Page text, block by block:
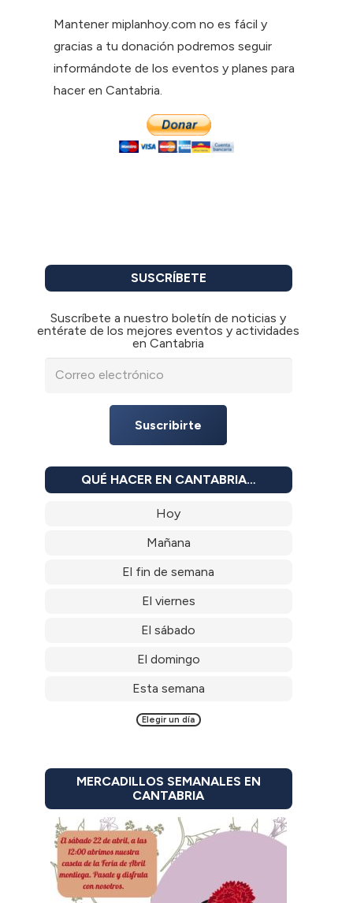
Mantener miplanhoy.com no es fácil y
gracias a tu donación podremos seguir
informándote de los eventos y planes para
hacer en Cantabria.
SUSCRÍBETE
Suscríbete a nuestro boletín de noticias y
entérate de los mejores eventos y actividades
en Cantabria
Suscribirte
QUÉ HACER EN CANTABRIA…
Hoy
Mañana
El fin de semana
El viernes
El sábado
El domingo
Esta semana
Elegir un día
MERCADILLOS SEMANALES EN
CANTABRIA